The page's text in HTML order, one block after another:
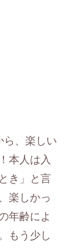
ら、楽しい
本人は入
き」と言
楽しかっ
年齢によ
もう少し